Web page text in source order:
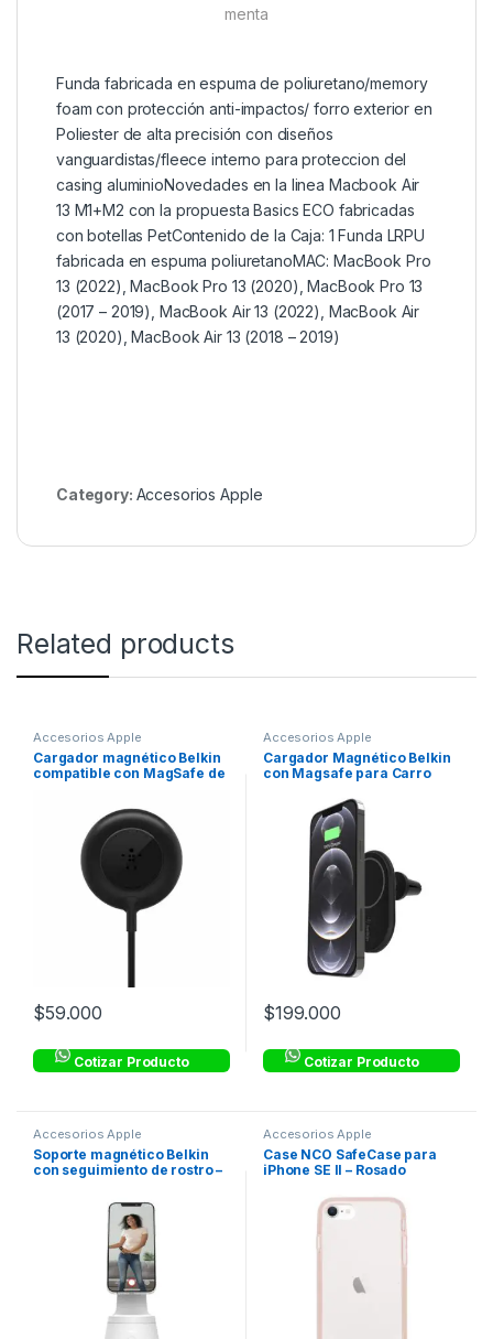
menta
Funda fabricada en espuma de poliuretano/memory
foam con protección anti-impactos/ forro exterior en
Poliester de alta precisión con diseños
vanguardistas/fleece interno para proteccion del
casing aluminioNovedades en la linea Macbook Air
13 M1+M2 con la propuesta Basics ECO fabricadas
con botellas PetContenido de la Caja: 1 Funda LRPU
fabricada en espuma poliuretanoMAC: MacBook Pro
13 (2022), MacBook Pro 13 (2020), MacBook Pro 13
(2017 – 2019), MacBook Air 13 (2022), MacBook Air
13 (2020), MacBook Air 13 (2018 – 2019)
Category: Accesorios Apple
Related products
Accesorios Apple
Cargador magnético Belkin
compatible con MagSafe de
$59.000
Cotizar Producto
Accesorios Apple
Cargador Magnético Belkin
con Magsafe para Carro
$199.000
Cotizar Producto
Accesorios Apple
Soporte magnético Belkin
con seguimiento de rostro –
Accesorios Apple
Case NCO SafeCase para
iPhone SE II – Rosado